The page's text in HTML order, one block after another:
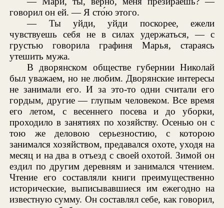
говорил он ей. — Я сто́ю этого.
— Ты уйди, уйди поскорее, ежели
чувствуешь себя не в силах удержаться, — с
грустью говорила графиня Марья, стараясь
утешить мужа.
В дворянском обществе губернии Николай
был уважаем, но не любим. Дворянские интересы
не занимали его. И за это-то одни считали его
гордым, другие — глупым человеком. Все время
его летом, с весеннего посева и до уборки,
проходило в занятиях по хозяйству. Осенью он с
тою же деловою серьезностию, с которою
занимался хозяйством, предавался охоте, уходя на
месяц и на два в отъезд с своей охотой. Зимой он
ездил по другим деревням и занимался чтением.
Чтение его составляли книги преимущественно
исторические, выписывавшиеся им ежегодно на
известную сумму. Он составлял себе, как говорил,